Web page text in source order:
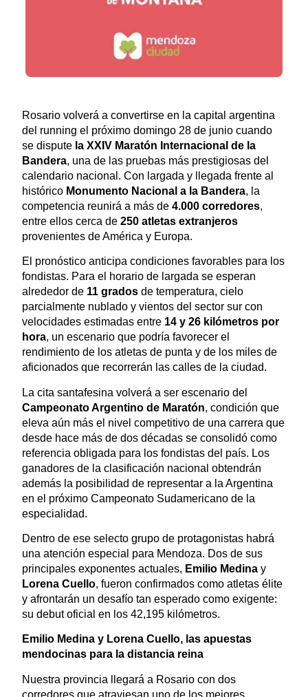
Rosario volverá a convertirse en la capital argentina
del running el próximo domingo 28 de junio cuando
se dispute la XXIV Maratón Internacional de la
Bandera, una de las pruebas más prestigiosas del
calendario nacional. Con largada y llegada frente al
histórico Monumento Nacional a la Bandera, la
competencia reunirá a más de 4.000 corredores,
entre ellos cerca de 250 atletas extranjeros
provenientes de América y Europa.
El pronóstico anticipa condiciones favorables para los
fondistas. Para el horario de largada se esperan
alrededor de 11 gradosde temperatura, cielo
parcialmente nublado y vientos del sector sur con
velocidades estimadas entre 14 y 26 kilómetros por
hora, un escenario que podría favorecer el
rendimiento de los atletas de punta y de los miles de
aficionados que recorrerán las calles de la ciudad.
La cita santafesina volverá a ser escenario del
Campeonato Argentino de Maratón, condición que
eleva aún más el nivel competitivo de una carrera que
desde hace más de dos décadas se consolidó como
referencia obligada para los fondistas del país. Los
ganadores de la clasificación nacional obtendrán
además la posibilidad de representar a la Argentina
en el próximo Campeonato Sudamericano de la
especialidad.
Dentro de ese selecto grupo de protagonistas habrá
una atención especial para Mendoza. Dos de sus
principales exponentes actuales, Emilio Medina y
Lorena Cuello, fueron confirmados como atletas élite
y afrontarán un desafío tan esperado como exigente:
su debut oficial en los 42,195 kilómetros.
Emilio Medina y Lorena Cuello, las apuestas
mendocinas para la distancia reina
Nuestra provincia llegará a Rosario con dos
corredores que atraviesan uno de los mejores